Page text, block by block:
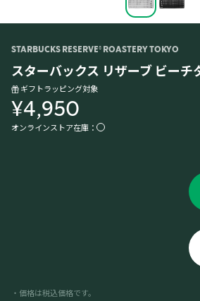
STARBUCKS RESERVE® ROASTERY TOKYO
スターバックス リザーブ ビーチ
ギフトラッピング対象
¥4,950
オンラインストア在庫：
・価格は税込価格です。